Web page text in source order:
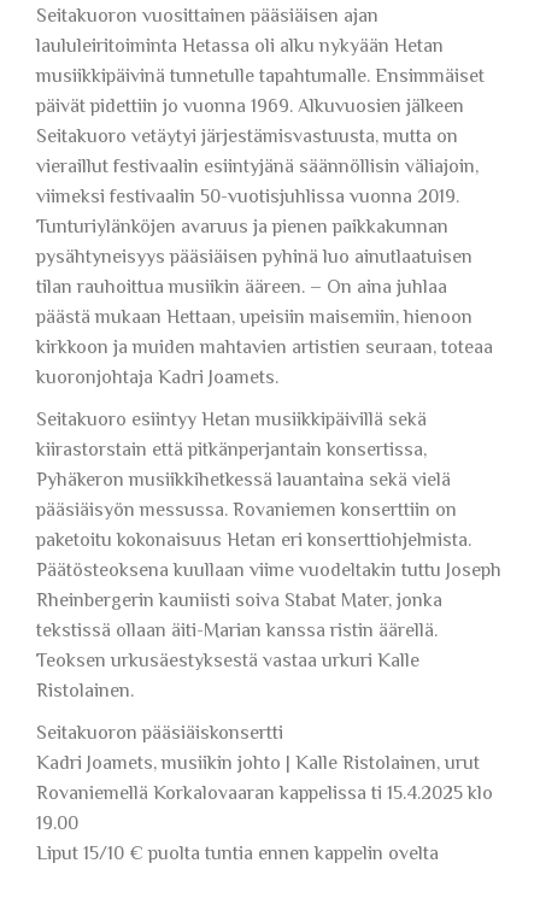
Seitakuoron vuosittainen pääsiäisen ajan
laululeiritoiminta Hetassa oli alku nykyään Hetan
musiikkipäivinä tunnetulle tapahtumalle. Ensimmäiset
päivät pidettiin jo vuonna 1969. Alkuvuosien jälkeen
Seitakuoro vetäytyi järjestämisvastuusta, mutta on
vieraillut festivaalin esiintyjänä säännöllisin väliajoin,
viimeksi festivaalin 50-vuotisjuhlissa vuonna 2019.
Tunturiylänköjen avaruus ja pienen paikkakunnan
pysähtyneisyys pääsiäisen pyhinä luo ainutlaatuisen
tilan rauhoittua musiikin ääreen. – On aina juhlaa
päästä mukaan Hettaan, upeisiin maisemiin, hienoon
kirkkoon ja muiden mahtavien artistien seuraan, toteaa
kuoronjohtaja Kadri Joamets.
Seitakuoro esiintyy Hetan musiikkipäivillä sekä
kiirastorstain että pitkänperjantain konsertissa,
Pyhäkeron musiikkihetkessä lauantaina sekä vielä
pääsiäisyön messussa. Rovaniemen konserttiin on
paketoitu kokonaisuus Hetan eri konserttiohjelmista.
Päätösteoksena kuullaan viime vuodeltakin tuttu Joseph
Rheinbergerin kauniisti soiva Stabat Mater, jonka
tekstissä ollaan äiti-Marian kanssa ristin äärellä.
Teoksen urkusäestyksestä vastaa urkuri Kalle
Ristolainen.
Seitakuoron pääsiäiskonsertti
Kadri Joamets, musiikin johto | Kalle Ristolainen, urut
Rovaniemellä Korkalovaaran kappelissa ti 15.4.2025 klo
19.00
Liput 15/10 € puolta tuntia ennen kappelin ovelta